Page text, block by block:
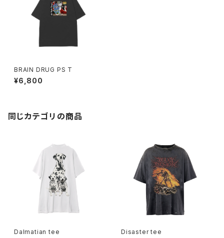
BRAIN DRUG PS T
¥6,800
同じカテゴリの商品
Dalmatian tee Disaster tee